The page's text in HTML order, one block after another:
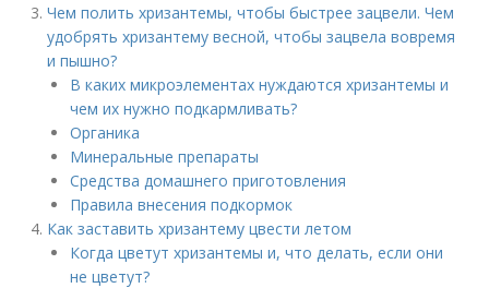
Чем полить хризантемы, чтобы быстрее зацвели. Чем
удобрять хризантему весной, чтобы зацвела вовремя
и пышно?
В каких микроэлементах нуждаются хризантемы и
чем их нужно подкармливать?
Органика
Минеральные препараты
Средства домашнего приготовления
Правила внесения подкормок
Как заставить хризантему цвести летом
Когда цветут хризантемы и, что делать, если они
не цветут?